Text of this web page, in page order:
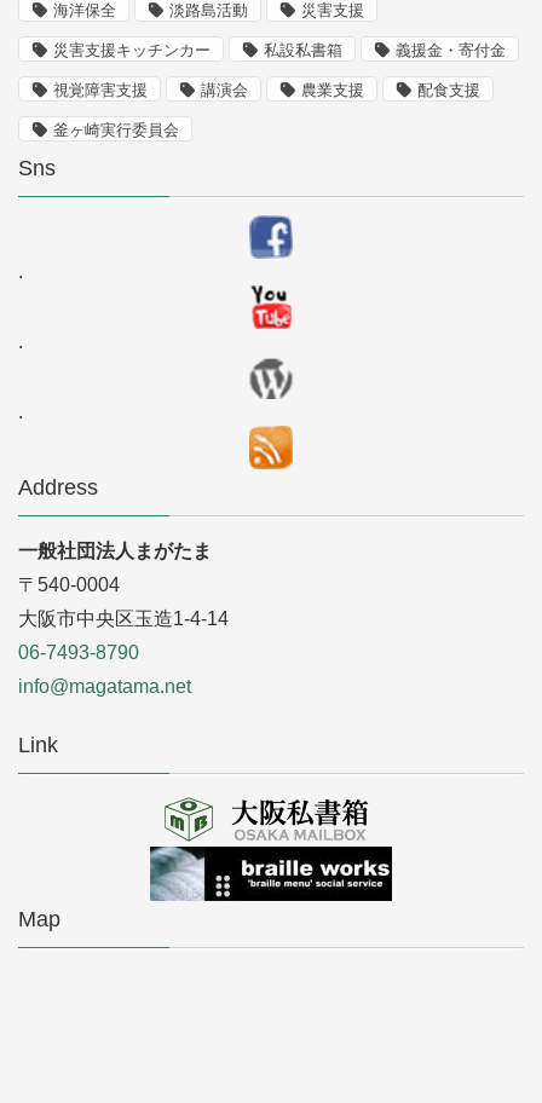
海洋保全 淡路島活動 災害支援
災害支援キッチンカー 私設私書箱 義援金・寄付金
視覚障害支援 講演会 農業支援 配食支援
釜ヶ崎実行委員会
Sns
.
.
.
Address
一般社団法人まがたま
〒540-0004
大阪市中央区玉造1-4-14
06-7493-8790
info@magatama.net
Link
Map